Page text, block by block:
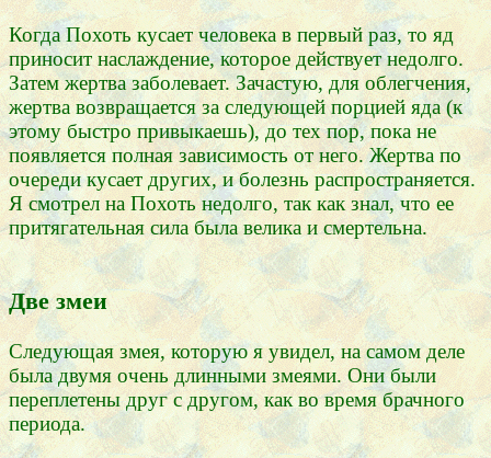
Когда Похоть кусает человека в первый раз, то яд
приносит наслаждение, которое действует недолго.
Затем жертва заболевает. Зачастую, для облегчения,
жертва возвращается за следующей порцией яда (к
этому быстро привыкаешь), до тех пор, пока не
появляется полная зависимость от него. Жертва по
очереди кусает других, и болезнь распространяется.
Я смотрел на Похоть недолго, так как знал, что ее
притягательная сила была велика и смертельна.
Две змеи
Следующая змея, которую я увидел, на самом деле
была двумя очень длинными змеями. Они были
переплетены друг с другом, как во время брачного
периода.